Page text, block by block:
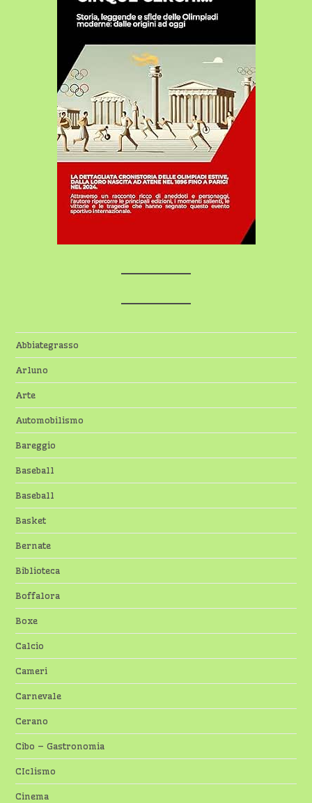
Abbiategrasso
Arluno
Arte
Automobilismo
Bareggio
Baseball
Baseball
Basket
Bernate
Biblioteca
Boffalora
Boxe
Calcio
Cameri
Carnevale
Cerano
Cibo – Gastronomia
CIclismo
Cinema